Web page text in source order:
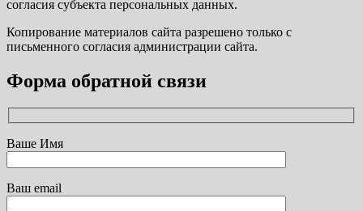
согласия субъекта персональных данных.
Копирование материалов сайта разрешено только с
письменного согласия администрации сайта.
Форма обратной связи
Ваше Имя
Ваш email